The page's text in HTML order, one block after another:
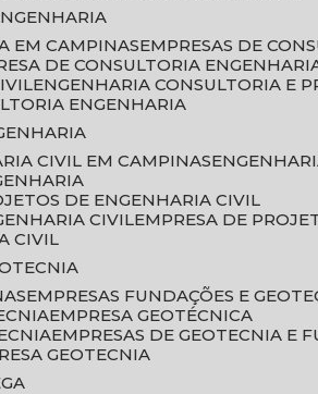
EM CAMPINAS
EMPRESAS DE
DE CONSULTORIA
ENGENHARIA CONSULTORIA E
ENGENHARIA
CIVIL EM CAMPINAS
DE ENGENHARIA CIVIL
CIVIL EMPRESA DE
CIVIL
EMPRESAS FUNDAÇÕES E
EMPRESA GEOTÉCNICA
EMPRESAS DE GEOTECNIA E
GEOTECNIA